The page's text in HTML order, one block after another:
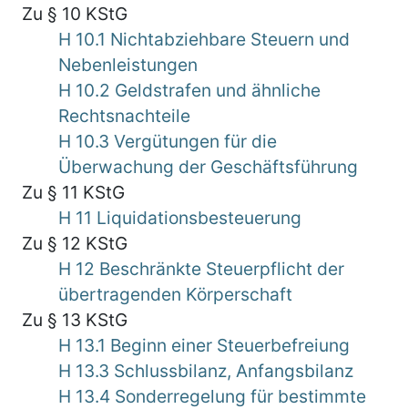
Zu § 10 KStG
H 10.1 Nichtabziehbare Steuern und
Nebenleistungen
H 10.2 Geldstrafen und ähnliche
Rechtsnachteile
H 10.3 Vergütungen für die
Überwachung der Geschäftsführung
Zu § 11 KStG
H 11 Liquidationsbesteuerung
Zu § 12 KStG
H 12 Beschränkte Steuerpflicht der
übertragenden Körperschaft
Zu § 13 KStG
H 13.1 Beginn einer Steuerbefreiung
H 13.3 Schlussbilanz, Anfangsbilanz
H 13.4 Sonderregelung für bestimmte